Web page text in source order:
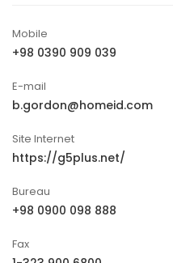
Mobile
+98 0390 909 039
E-mail
b.gordon@homeid.com
Site Internet
https://g5plus.net/
Bureau
+98 0900 098 888
Fax